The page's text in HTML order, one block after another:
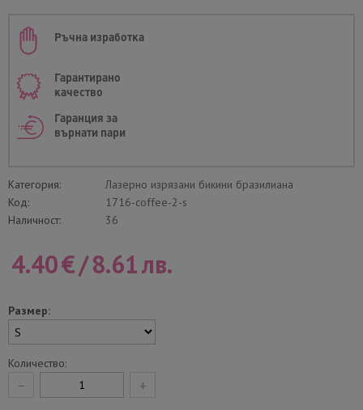
Ръчна изработка
Гарантирано
качество
Гаранция за
върнати пари
Категория:
Лазерно изрязани бикини бразилиана
Код:
1716-coffee-2-s
Наличност:
36
4.40€/8.61лв.
Размер:
Количество:
+
−